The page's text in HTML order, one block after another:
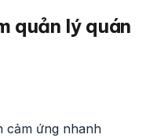
quản lý quán
cảm ứng nhanh